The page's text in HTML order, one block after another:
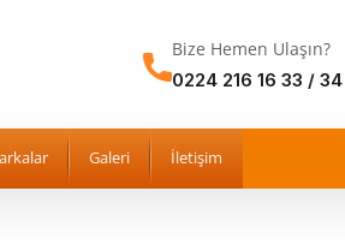
Bize Hemen Ulaşın?
0224 216 16 33 / 34
Galeri İletişim